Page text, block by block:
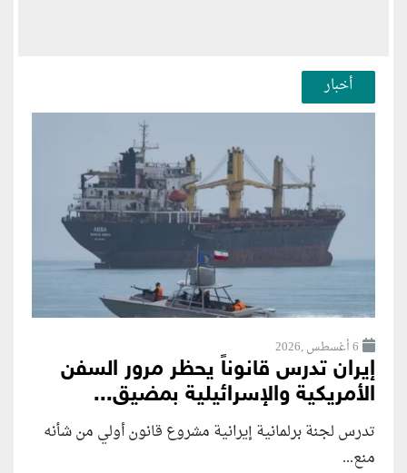
أخبار
6 أغسطس ,2026
إيران تدرس قانوناً يحظر مرور السفن
الأمريكية والإسرائيلية بمضيق...
تدرس لجنة برلمانية إيرانية مشروع قانون ⁠أولي من شأنه
منع...